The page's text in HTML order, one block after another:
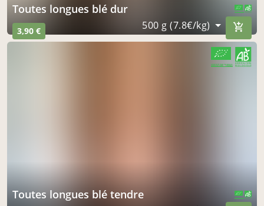
toutes longues blé dur
3,90 € 500 g (7.8€/kg)
toutes longues blé tendre
CERTIFIÉ PAR FR-BIO-01
AGRICULTURE FRANCE